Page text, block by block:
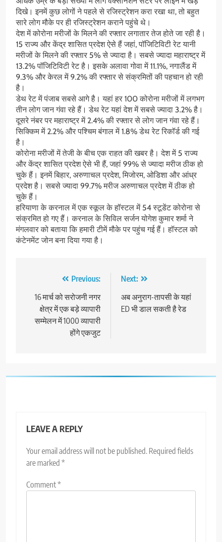
दिखे। इनमें कुछ लोगों ने पहले से रजिस्ट्रेशन करा रखा था, तो बहुत
सारे लोग मौके पर ही रजिस्ट्रेशन कराने पहुंचे थे।
देश में कोरोना मरीजों के मिलने की रफ्तार लगातार तेज होते जा रही है।
15 राज्य और केंद्र शासित प्रदेश ऐसे हैं जहां, पॉजिटिविटी रेट यानी
मरीजों के मिलने की रफ्तार 5% से ज्यादा है। सबसे ज्यादा महाराष्ट्र में
13.2% पॉजिटिविटी रेट है। इसके अलावा गोवा में 11.1%, नगालैंड में
9.3% और केरल में 9.2% की रफ्तार से संक्रमितों की पहचान हो रही
है।
डेथ रेट में पंजाब सबसे आगे है। यहां हर 100 कोरोना मरीजों में लगभग
तीन लोग जान गंवा रहे हैं। डेथ रेट यहां देश में सबसे ज्यादा 3.2% है।
दूसरे नंबर पर महाराष्ट्र में 2.4% की रफ्तार से लोग जान गंवा रहे हैं।
सिक्किम में 2.2% और पश्चिम बंगाल में 1.8% डेथ रेट रिकॉर्ड की गई
है।
कोरोना मरीजों में तेजी के बीच एक राहत की खबर है। देश में 5 राज्य
और केंद्र शासित प्रदेश ऐसे भी हैं, जहां 99% से ज्यादा मरीज ठीक हो
चुके हैं। इनमें बिहार, अरुणाचल प्रदेश, मिजोरम, ओडिशा और आंध्र
प्रदेश है। सबसे ज्यादा 99.7% मरीज अरुणाचल प्रदेश में ठीक हो
चुके हैं।
हरियाणा के करनाल में एक स्कूल के हॉस्टल में 54 स्टूडेंट कोरोना से
संक्रमित हो गए हैं। करनाल के सिविल सर्जन योगेश कुमार शर्मा ने
मंगलवार को बताया कि हमारी टीमें मौके पर पहुंच गई हैं। हॉस्टल को
कंटेनमेंट जोन बना दिया गया है।
navigation
Previous:
16 मार्च को सरोजनी नगर
क्षेत्र में एक बड़े व्यापारी
सम्मेलन में 1000 व्यापारी
होंगे एकजुट
Next:
अब अनुराग-तापसी के यहां
ED भी डाल सकती है रेड
LEAVE A REPLY
Your email address will not be published. Required fields
are marked *
Comment*